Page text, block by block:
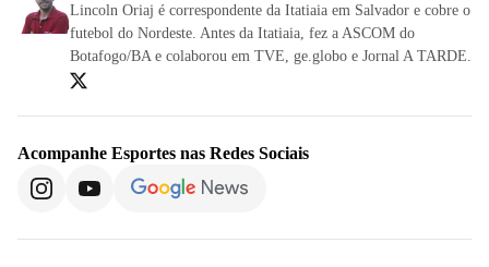
Lincoln Oriaj é correspondente da Itatiaia em Salvador e cobre o
futebol do Nordeste. Antes da Itatiaia, fez a ASCOM do
Botafogo/BA e colaborou em TVE, ge.globo e Jornal A TARDE.
Acompanhe Esportes nas Redes Sociais